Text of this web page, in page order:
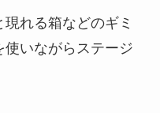
れる箱などのギミ
使いながらステージ